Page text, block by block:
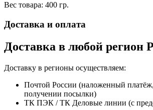
Вес товара: 400 гр.
Доставка и оплата
Доставка в любой регион
Доставку в регионы осуществляем:
Почтой России (наложенный
получении посылки)
ТК ПЭК / ТК Деловые линии (с